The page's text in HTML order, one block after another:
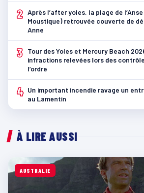
2 Après l’after yoles, la plage de
Moustique) retrouvée couverte de
Anne
3
Tour des Yoles et Mercury Beach
infractions relevées lors des
l’ordre
4 Un important incendie ravage un
au Lamentin
À LIRE AUSSI
AUSTRALIE